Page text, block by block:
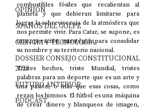
OPINIÓN
50 AÑOS DEL GOLPE
CIENCIA Y TECNOLOGÍA
DOSSIER CONSEJO CONSTITUCIONAL
2023
FUTURO ANTERIOR
PODCAST
combustibles fósiles que recalientan al
planeta y que debieran limitarse para
lograr la sobrevivencia de la atmósfera que
nos permite vivir. Para Catar, se supone, es
una operación estratégica para consolidar
su nombre y su territorio nacional.
Tristes hechos, triste Mundial, tristes
palabras para un deporte que es un arte y
una pasión, o más que esas cosas, como
rezan los himnos. El fútbol es una máquina
de crear dinero y blanqueos de imagen,